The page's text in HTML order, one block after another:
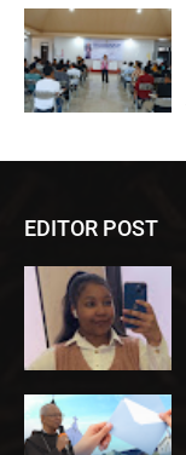
EDITOR POST